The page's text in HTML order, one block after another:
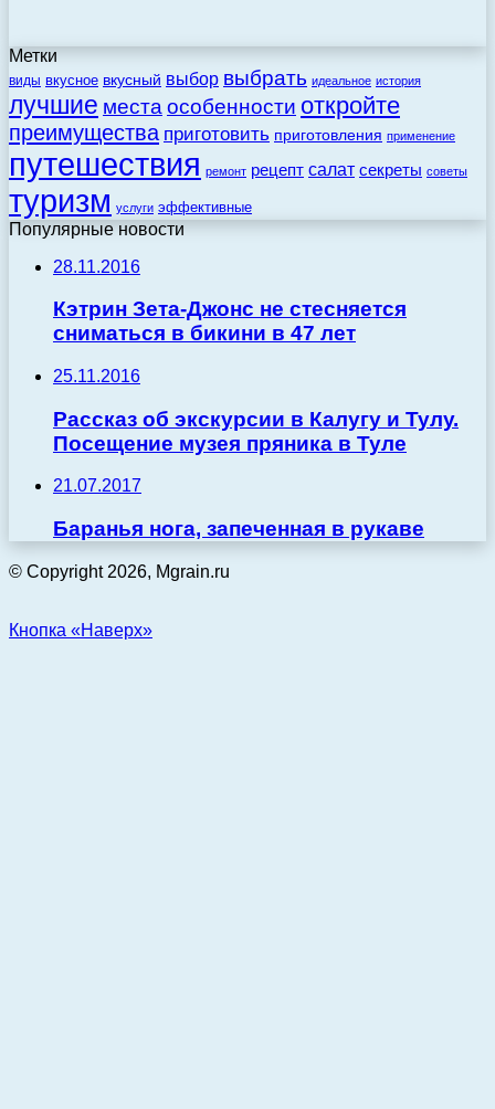
Метки
виды вкусное вкусный выбор выбрать идеальное история
лучшие места особенности откройте
преимущества приготовить приготовления применение
путешествия ремонт рецепт салат секреты советы
туризм услуги эффективные
Популярные новости
28.11.2016
Кэтрин Зета-Джонс не стесняется
сниматься в бикини в 47 лет
25.11.2016
Рассказ об экскурсии в Калугу и Тулу.
Посещение музея пряника в Туле
21.07.2017
Баранья нога, запеченная в рукаве
© Copyright 2026, Mgrain.ru
Кнопка «Наверх»